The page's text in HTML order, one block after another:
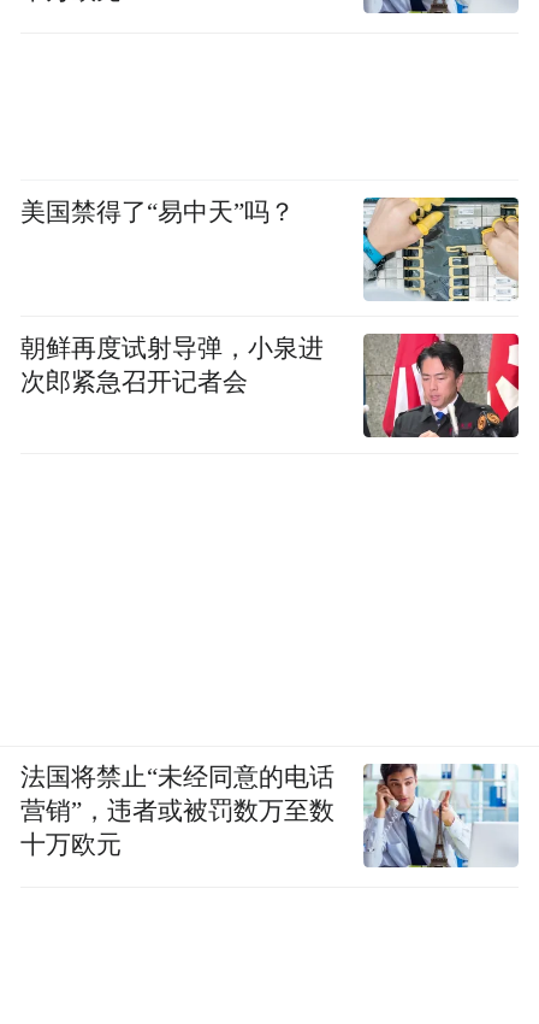
美国禁得了“易中天”吗？
朝鲜再度试射导弹，小泉进
次郎紧急召开记者会
法国将禁止“未经同意的电话
营销”，违者或被罚数万至数
十万欧元